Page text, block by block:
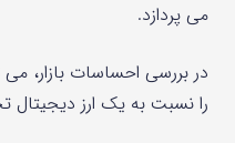
می پردازد.
در بررسی احساسات بازار،
را نسبت به یک ارز دیجیتال